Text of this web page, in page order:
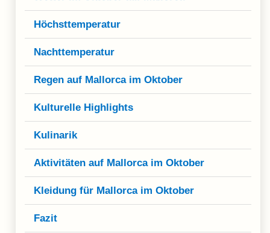
Höchsttemperatur
Nachttemperatur
Regen auf Mallorca im Oktober
Kulturelle Highlights
Kulinarik
Aktivitäten auf Mallorca im Oktober
Kleidung für Mallorca im Oktober
Fazit